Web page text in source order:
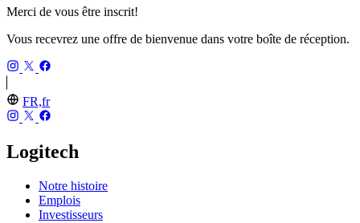
Merci de vous être inscrit!
Vous recevrez une offre de bienvenue dans votre boîte de réception.
FR,fr
Logitech
Notre histoire
Emplois
Investisseurs